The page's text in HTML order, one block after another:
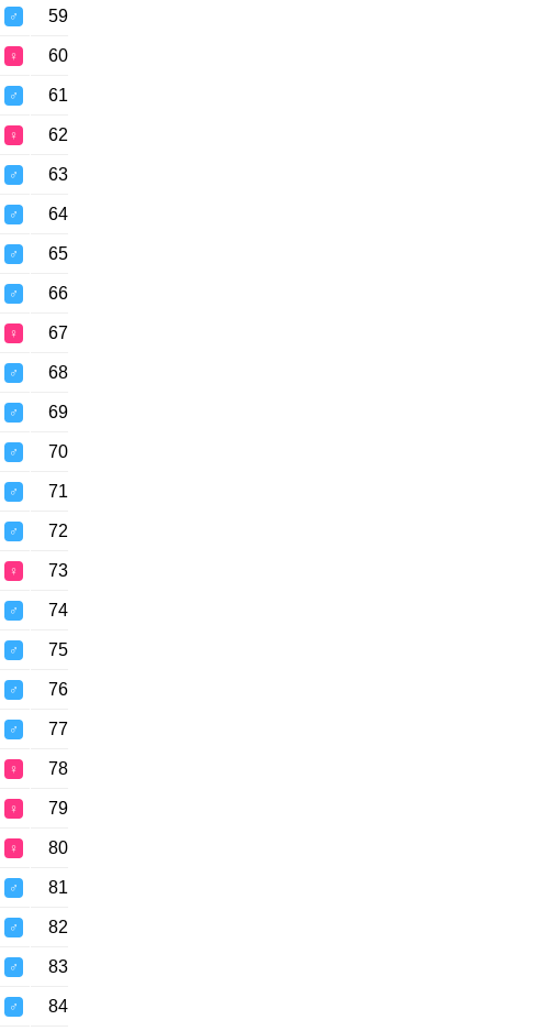
59
♂
60
♀
61
♂
62
♀
63
♂
64
♂
65
♂
66
♂
67
♀
68
♂
69
♂
70
♂
71
♂
72
♂
73
♀
74
♂
75
♂
76
♂
77
♂
78
♀
79
♀
80
♀
81
♂
82
♂
83
♂
84
♂